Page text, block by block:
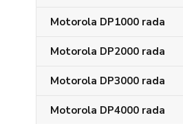
Motorola DP1000 rada
Motorola DP2000 rada
Motorola DP3000 rada
Motorola DP4000 rada